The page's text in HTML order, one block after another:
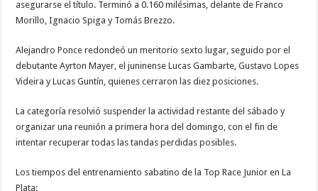
asegurarse el título. Terminó a 0.160 milésimas, delante de Franco
Morillo, Ignacio Spiga y Tomás Brezzo.
Alejandro Ponce redondeó un meritorio sexto lugar, seguido por el
debutante Ayrton Mayer, el juninense Lucas Gambarte, Gustavo Lopes
Videira y Lucas Guntín, quienes cerraron las diez posiciones.
La categoría resolvió suspender la actividad restante del sábado y
organizar una reunión a primera hora del domingo, con el fin de
intentar recuperar todas las tandas perdidas posibles.
Los tiempos del entrenamiento sabatino de la Top Race Junior en La
Plata: